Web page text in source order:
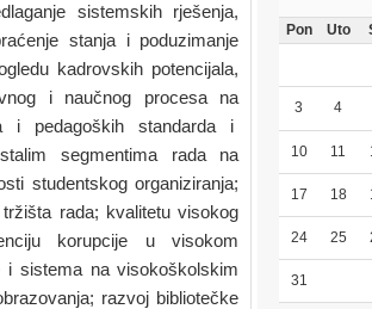
sistemskih rješenja,
stanja i poduzimanje
kadrovskih potencijala,
i naučnog procesa na
i pedagoških standarda i
segmentima rada na
studentskog organiziranja;
rada; kvalitetu visokog
korupcije u visokom
i sistema na visokoškolskim
razvoj bibliotečke
Pon Uto
3 4
10 11
17 18
24 25
31